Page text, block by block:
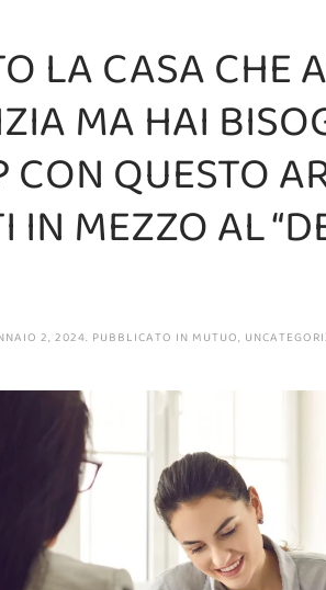
LA CASA CHE
MA HAI
QUESTO
MEZZO AL
2, 2024. PUBBLICATO IN MUTUO,